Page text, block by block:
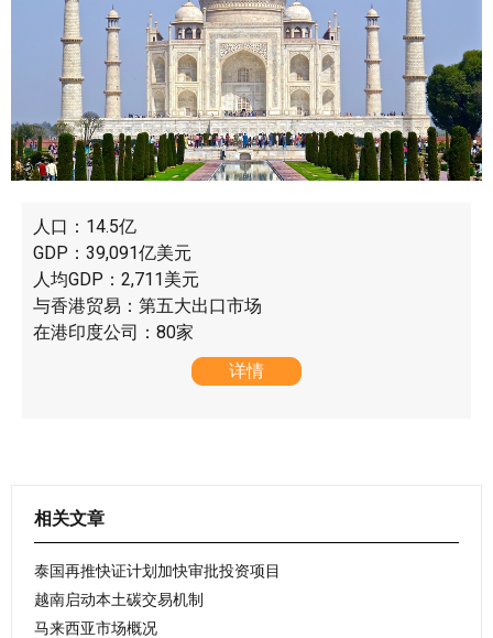
人口：14.5亿
GDP：39,091亿美元
人均GDP：2,711美元
与香港贸易：第五大出口市场
在港印度公司：80家
详情
相关文章
泰国再推快证计划加快审批投资项目
越南启动本土碳交易机制
马来西亚市场概况